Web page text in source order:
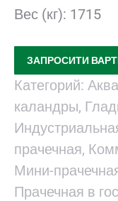
Вес (кг): 1715
ЗАПРОСИТИ
Категорий:
каландры,
прачечная,
Мини-
Прачечная в